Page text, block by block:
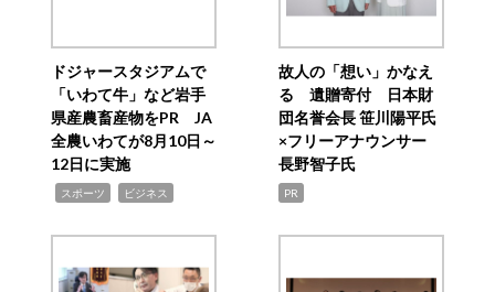
ドジャースタジアムで
「いわて牛」など岩手
県産農畜産物をPR JA
全農いわてが8月10日～
12日に実施
スポーツ ビジネス
故人の「想い」かなえ
る 遺贈寄付 日本財
団名誉会長 笹川陽平氏
×フリーアナウンサー
長野智子氏
PR